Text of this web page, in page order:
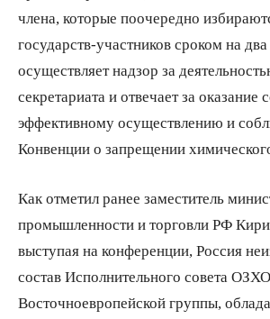
члена, которые поочередно
государств-участников сроком на
осуществляет надзор за
секретариата и отвечает за оказание
эффективному осуществлению и
Конвенции о запрещении
Как отметил ранее заместитель
промышленности и торговли РФ
выступая на конференции, Россия
состав Исполнительного совета
Восточноевропейской группы,